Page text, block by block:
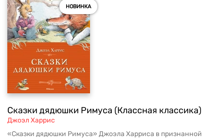
НОВИНКА
Сказки дядюшки Римуса (Классная классика)
Джоэл Харрис
«Сказки дядюшки Римуса» Джоэла Харриса в признанной